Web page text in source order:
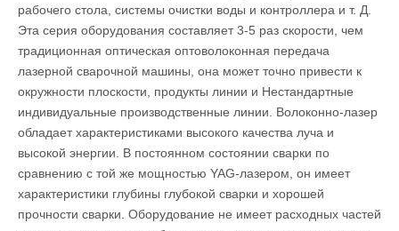
рабочего стола, системы очистки воды и контроллера и т. Д.
Эта серия оборудования составляет 3-5 раз скорости, чем
традиционная оптическая оптоволоконная передача
лазерной сварочной машины, она может точно привести к
окружности плоскости, продукты линии и Нестандартные
индивидуальные производственные линии. Волоконно-лазер
обладает характеристиками высокого качества луча и
высокой энергии. В постоянном состоянии сварки по
сравнению с той же мощностью YAG-лазером, он имеет
характеристики глубины глубокой сварки и хорошей
прочности сварки. Оборудование не имеет расходных частей